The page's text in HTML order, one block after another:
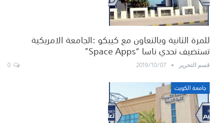
للمرة الثانية وبالتعاون مع كيبكو :الجامعة الامريكية
تستضيف تحدي ناسا “Space Apps”
قسم التحرير 2019/10/07
جامعة الكويت